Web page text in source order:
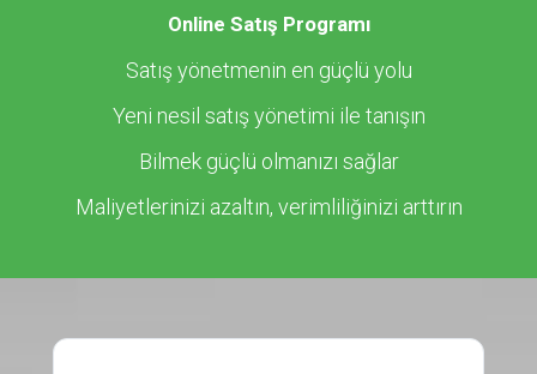
Online Satış Programı
Satış yönetmenin en güçlü yolu
Yeni nesil satış yönetimi ile tanışın
Bilmek güçlü olmanızı sağlar
Maliyetlerinizi azaltın, verimliliğinizi arttırın